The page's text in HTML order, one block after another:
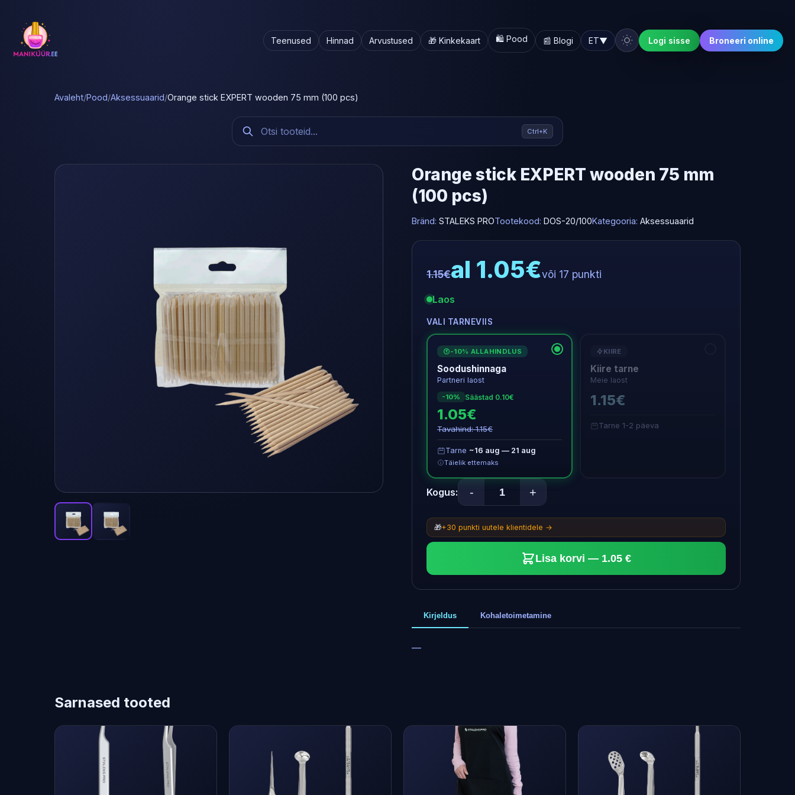
Teenused Hinnad Arvustused 🎁 Kinkekaart 🛍️ Pood 📰 Blogi ET▼ Logi sisse Broneeri online
Avaleht/Pood/Aksessuaarid/Orange stick EXPERT wooden 75 mm (100 pcs)
Ctrl+K
Orange stick EXPERT wooden 75 mm
(100 pcs)
Bränd: STALEKS PROTootekood: DOS-20/100Kategooria: Aksessuaarid
1.15€al 1.05€või 17 punkti
Laos
VALI TARNEVIIS
€ -10% ALLAHINDLUS
Soodushinnaga
Partneri laost
-10% Säästad 0.10€
1.05€
Tavahind: 1.15€
Tarne ~16 aug — 21 aug
Täielik ettemaks
KIIRE
Kiire tarne
Meie laost
1.15€
Tarne 1-2 päeva
Kogus: - +
🎁+30 punkti uutele klientidele →
Lisa korvi — 1.05 €
Kirjeldus Kohaletoimetamine
—
Sarnased tooted